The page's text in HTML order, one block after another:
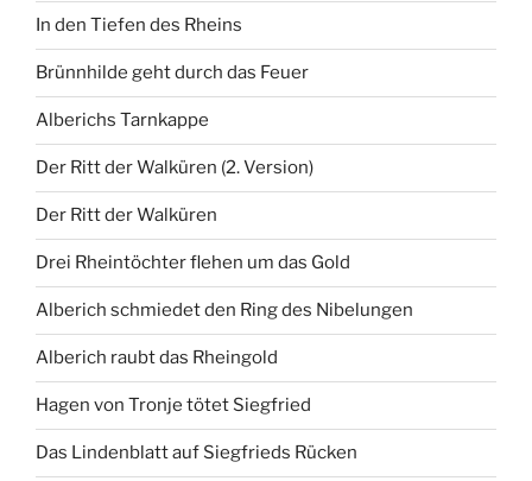
In den Tiefen des Rheins
Brünnhilde geht durch das Feuer
Alberichs Tarnkappe
Der Ritt der Walküren (2. Version)
Der Ritt der Walküren
Drei Rheintöchter flehen um das Gold
Alberich schmiedet den Ring des Nibelungen
Alberich raubt das Rheingold
Hagen von Tronje tötet Siegfried
Das Lindenblatt auf Siegfrieds Rücken